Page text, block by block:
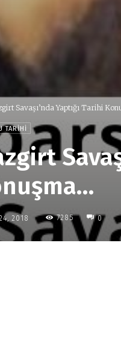
Savaşı’nda Yaptığı Tarihi
TARIHI
2018 7285 0